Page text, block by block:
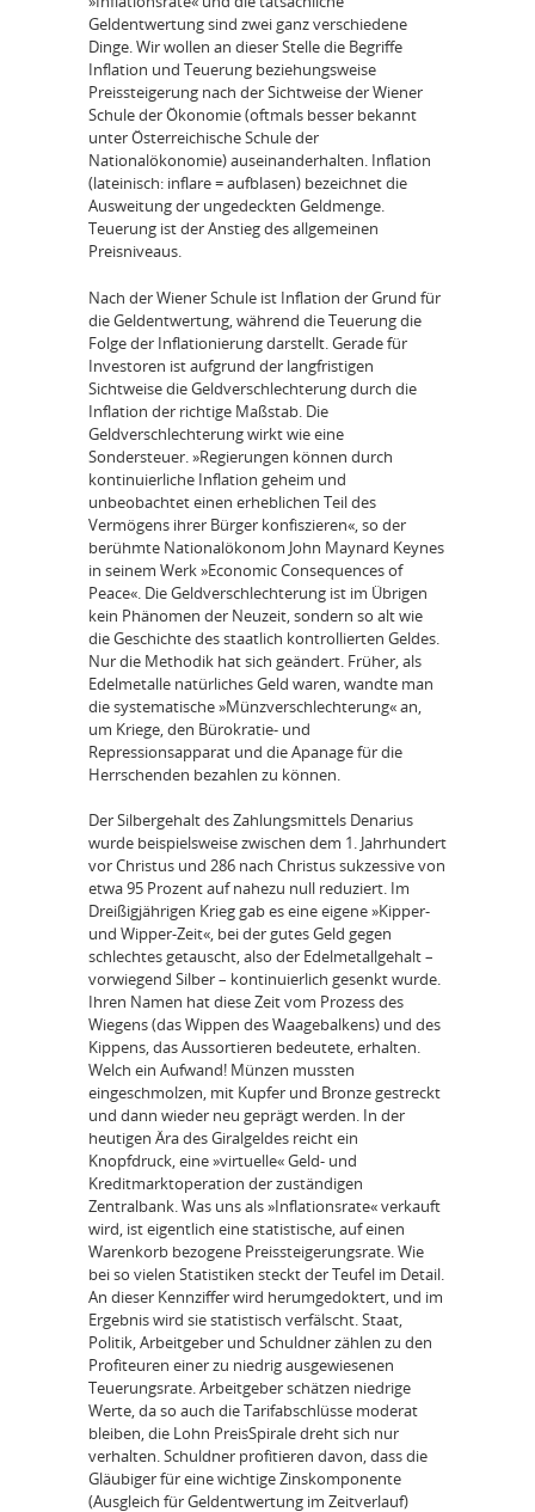
Geldentwertung sind zwei ganz verschiedene
Dinge. Wir wollen an dieser Stelle die Begriffe
Inflation und Teuerung beziehungsweise
Preissteigerung nach der Sichtweise der Wiener
Schule der Ökonomie (oftmals besser bekannt
unter Österreichische Schule der
Nationalökonomie) auseinanderhalten. Inflation
(lateinisch: inflare = aufblasen) bezeichnet die
Ausweitung der ungedeckten Geldmenge.
Teuerung ist der Anstieg des allgemeinen
Preisniveaus.
Nach der Wiener Schule ist Inflation der Grund für
die Geldentwertung, während die Teuerung die
Folge der Inflationierung darstellt. Gerade für
Investoren ist aufgrund der langfristigen
Sichtweise die Geldverschlechterung durch die
Inflation der richtige Maßstab. Die
Geldverschlechterung wirkt wie eine
Sondersteuer. »Regierungen können durch
kontinuierliche Inflation geheim und
unbeobachtet einen erheblichen Teil des
Vermögens ihrer Bürger konfiszieren«, so der
berühmte Nationalökonom John Maynard Keynes
in seinem Werk »Economic Consequences of
Peace«. Die Geldverschlechterung ist im Übrigen
kein Phänomen der Neuzeit, sondern so alt wie
die Geschichte des staatlich kontrollierten Geldes.
Nur die Methodik hat sich geändert. Früher, als
Edelmetalle natürliches Geld waren, wandte man
die systematische »Münzverschlechterung« an,
um Kriege, den Bürokratie- und
Repressionsapparat und die Apanage für die
Herrschenden bezahlen zu können.
Der Silbergehalt des Zahlungsmittels Denarius
wurde beispielsweise zwischen dem 1. Jahrhundert
vor Christus und 286 nach Christus sukzessive von
etwa 95 Prozent auf nahezu null reduziert. Im
Dreißigjährigen Krieg gab es eine eigene »Kipper-
und Wipper-Zeit«, bei der gutes Geld gegen
schlechtes getauscht, also der Edelmetallgehalt –
vorwiegend Silber – kontinuierlich gesenkt wurde.
Ihren Namen hat diese Zeit vom Prozess des
Wiegens (das Wippen des Waagebalkens) und des
Kippens, das Aussortieren bedeutete, erhalten.
Welch ein Aufwand! Münzen mussten
eingeschmolzen, mit Kupfer und Bronze gestreckt
und dann wieder neu geprägt werden. In der
heutigen Ära des Giralgeldes reicht ein
Knopfdruck, eine »virtuelle« Geld- und
Kreditmarktoperation der zuständigen
Zentralbank. Was uns als »Inflationsrate« verkauft
wird, ist eigentlich eine statistische, auf einen
Warenkorb bezogene Preissteigerungsrate. Wie
bei so vielen Statistiken steckt der Teufel im Detail.
An dieser Kennziffer wird herumgedoktert, und im
Ergebnis wird sie statistisch verfälscht. Staat,
Politik, Arbeitgeber und Schuldner zählen zu den
Profiteuren einer zu niedrig ausgewiesenen
Teuerungsrate. Arbeitgeber schätzen niedrige
Werte, da so auch die Tarifabschlüsse moderat
bleiben, die Lohn PreisSpirale dreht sich nur
verhalten. Schuldner profitieren davon, dass die
Gläubiger für eine wichtige Zinskomponente
(Ausgleich für Geldentwertung im Zeitverlauf)